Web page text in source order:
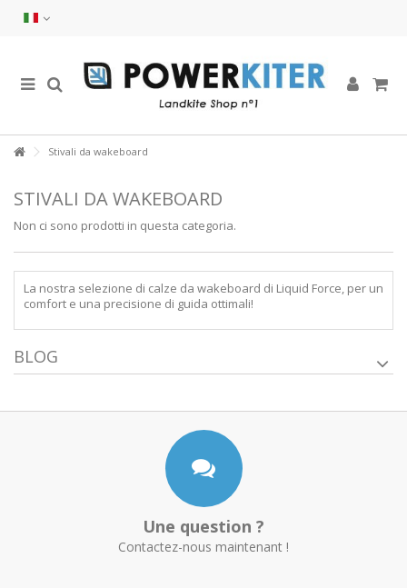
Stivali da wakeboard
STIVALI DA WAKEBOARD
Non ci sono prodotti in questa categoria.
La nostra selezione di calze da wakeboard di Liquid Force, per un
comfort e una precisione di guida ottimali!
BLOG
Une question ?
Contactez-nous maintenant !